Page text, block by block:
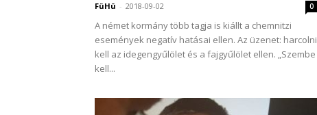
FüHü - 2018-09-02 0
A német kormány több tagja is kiállt a chemnitzi
események negatív hatásai ellen. Az üzenet: harcolni
kell az idegengyűlölet és a fajgyűlölet ellen. „Szembe
kell...